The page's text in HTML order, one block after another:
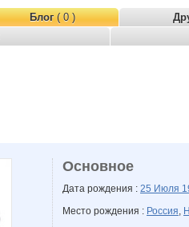
Блог( 0 )
Основное
Дата рождения : 25 Июля
Место рождения : Россия,